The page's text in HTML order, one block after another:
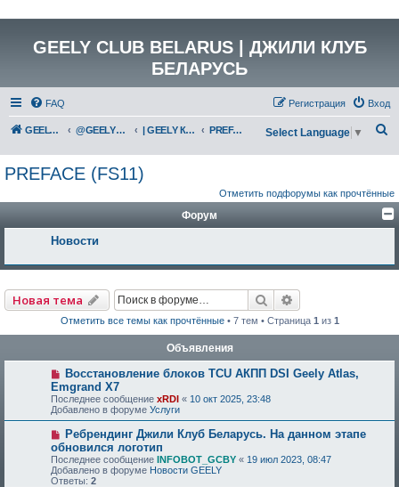
GEELY CLUB BELARUS | ДЖИЛИ КЛУБ
БЕЛАРУСЬ
FAQ Вход
Регистрация
GEELY Club Belarus @GEELYCLUBBY | GEELY КАТАЛОГ PREFACE (FS11)
с
к
Select Language ▼
PREFACE (FS11)
Отметить подфорумы как прочтённые
Форум
Новости
Новая тема Поиск
Отметить все темы как прочтённые• 7 тем • Страница 1 из 1
Объявления
Восстановление блоков TCU АКПП DSI Geely Atlas,
Emgrand X7
Последнее сообщение xRDI « 10 окт 2025, 23:48
Добавлено в форуме Услуги
Ребрендинг Джили Клуб Беларусь. На данном этапе
обновился логотип
Последнее сообщение INFOBOT_GCBY « 19 июл 2023, 08:47
Добавлено в форуме Новости GEELY
Ответы: 2